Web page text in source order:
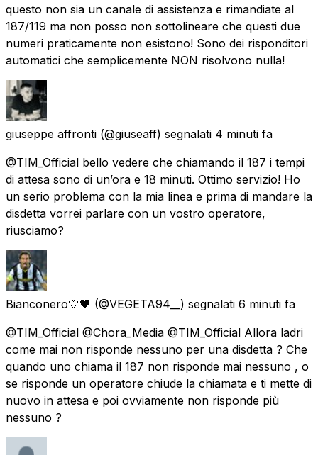
questo non sia un canale di assistenza e rimandiate al
187/119 ma non posso non sottolineare che questi due
numeri praticamente non esistono! Sono dei risponditori
automatici che semplicemente NON risolvono nulla!
giuseppe affronti (@giuseaff) segnalati 4 minuti fa
@TIM_Official bello vedere che chiamando il 187 i tempi
di attesa sono di un’ora e 18 minuti. Ottimo servizio! Ho
un serio problema con la mia linea e prima di mandare la
disdetta vorrei parlare con un vostro operatore,
riusciamo?
Bianconero🤍🖤 (@VEGETA94__) segnalati 6 minuti fa
@TIM_Official @Chora_Media @TIM_Official Allora ladri
come mai non risponde nessuno per una disdetta ? Che
quando uno chiama il 187 non risponde mai nessuno , o
se risponde un operatore chiude la chiamata e ti mette di
nuovo in attesa e poi ovviamente non risponde più
nessuno ?